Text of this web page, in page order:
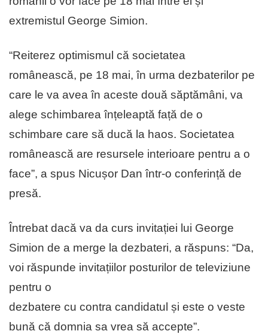
extremistul George Simion.
“Reiterez optimismul că societatea
românească, pe 18 mai, în urma dezbaterilor pe
care le va avea în aceste două săptămâni, va
alege schimbarea înțeleaptă față de o
schimbare care să ducă la haos. Societatea
românească are resursele interioare pentru a o
face”, a spus Nicușor Dan într-o conferință de
presă.
Întrebat dacă va da curs invitației lui George
Simion de a merge la dezbateri, a răspuns: “Da,
voi răspunde invitațiilor posturilor de televiziune
pentru o
dezbatere cu contra candidatul și este o veste
bună că domnia sa vrea să accepte”.